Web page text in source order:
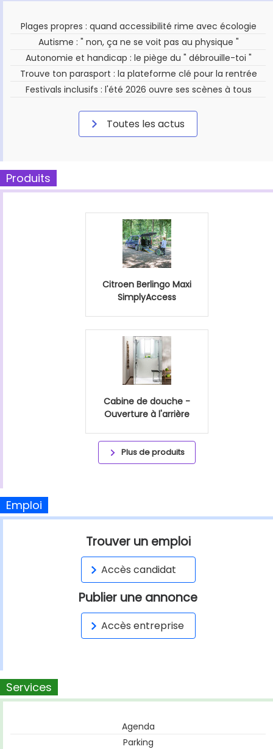
Plages propres : quand accessibilité rime avec écologie
Autisme : " non, ça ne se voit pas au physique "
Autonomie et handicap : le piège du " débrouille-toi "
Trouve ton parasport : la plateforme clé pour la rentrée
Festivals inclusifs : l'été 2026 ouvre ses scènes à tous
Toutes les actus
Produits
Citroen Berlingo Maxi
SimplyAccess
Cabine de douche -
Ouverture à l'arrière
Plus de produits
Emploi
Trouver un emploi
Accès candidat
Publier une annonce
Accès entreprise
Services
Agenda
Parking